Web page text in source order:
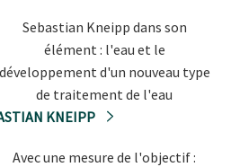
Sebastian Kneipp dans son
élément : l'eau et le
développement d'un nouveau type
de traitement de l'eau
KNEIPP
Avec une mesure de l'objectif :